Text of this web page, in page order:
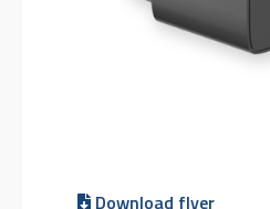
Download flyer